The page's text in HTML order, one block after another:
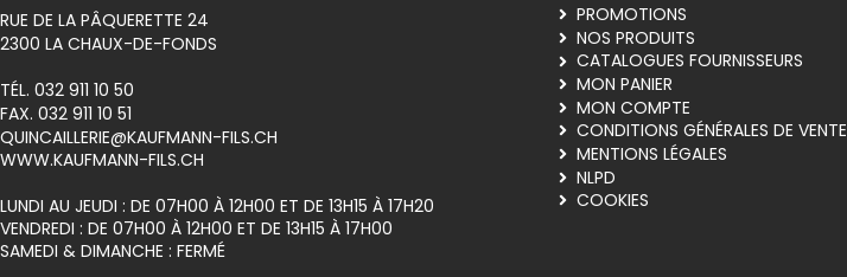
RUE DE LA PÂQUERETTE 24
2300 LA CHAUX-DE-FONDS
TÉL. 032 911 10 50
FAX. 032 911 10 51
QUINCAILLERIE@KAUFMANN-FILS.CH
WWW.KAUFMANN-FILS.CH
LUNDI AU JEUDI : DE 07H00 À 12H00 ET DE 13H15 À 17H20
VENDREDI : DE 07H00 À 12H00 ET DE 13H15 À 17H00
SAMEDI & DIMANCHE : FERMÉ
PROMOTIONS
NOS PRODUITS
CATALOGUES FOURNISSEURS
MON PANIER
MON COMPTE
CONDITIONS GÉNÉRALES DE VENTE
MENTIONS LÉGALES
NLPD
COOKIES